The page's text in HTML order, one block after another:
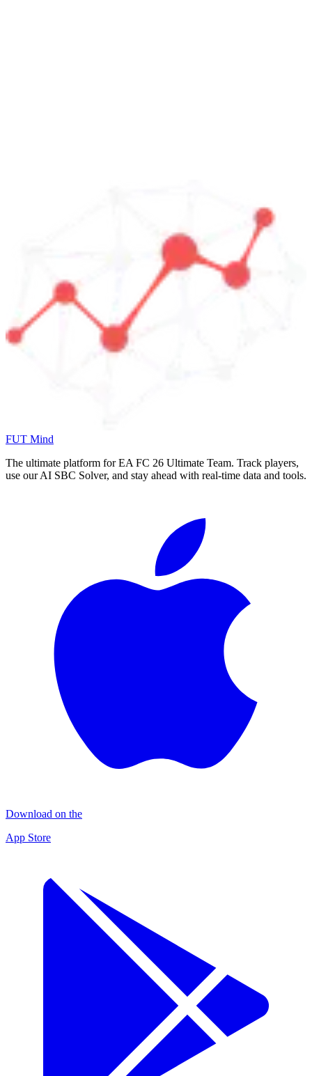
FUT Mind
The ultimate platform for EA FC 26 Ultimate Team. Track players,
use our AI SBC Solver, and stay ahead with real-time data and tools.
Download on the
App Store